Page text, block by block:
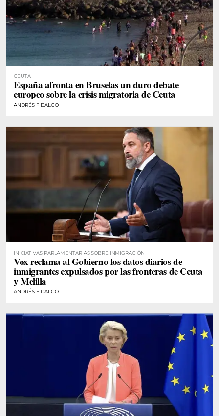
CEUTA
España afronta en Bruselas un duro debate
europeo sobre la crisis migratoria de Ceuta
ANDRÉS FIDALGO
INICIATIVAS PARLAMENTARIAS SOBRE INMIGRACIÓN
Vox reclama al Gobierno los datos diarios de
inmigrantes expulsados por las fronteras de Ceuta
y Melilla
ANDRÉS FIDALGO